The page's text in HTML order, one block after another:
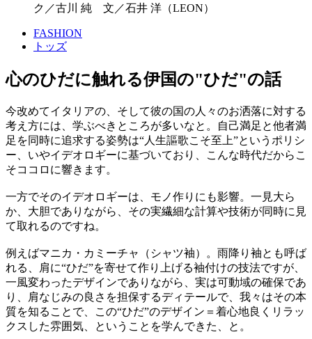
ク／古川 純 文／石井 洋（LEON）
FASHION
トッズ
心のひだに触れる伊国の"ひだ"の話
今改めてイタリアの、そして彼の国の人々のお洒落に対する
考え方には、学ぶべきところが多いなと。自己満足と他者満
足を同時に追求する姿勢は“人生謳歌こそ至上”というポリシ
ー、いやイデオロギーに基づいており、こんな時代だからこ
そココロに響きます。
一方でそのイデオロギーは、モノ作りにも影響。一見大ら
か、大胆でありながら、その実繊細な計算や技術が同時に見
て取れるのですね。
例えばマニカ・カミーチャ（シャツ袖）。雨降り袖とも呼ば
れる、肩に“ひだ”を寄せて作り上げる袖付けの技法ですが、
一風変わったデザインでありながら、実は可動域の確保であ
り、肩なじみの良さを担保するディテールで、我々はその本
質を知ることで、この“ひだ”のデザイン＝着心地良くリラッ
クスした雰囲気、ということを学んできた、と。